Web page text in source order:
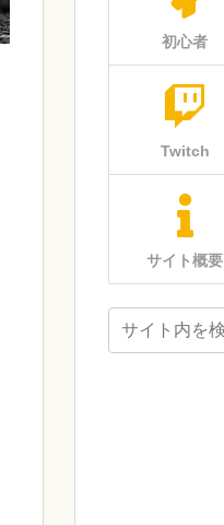
初心者
Twitch
サイト概要